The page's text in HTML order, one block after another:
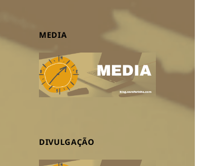
MEDIA
DIVULGAÇÃO